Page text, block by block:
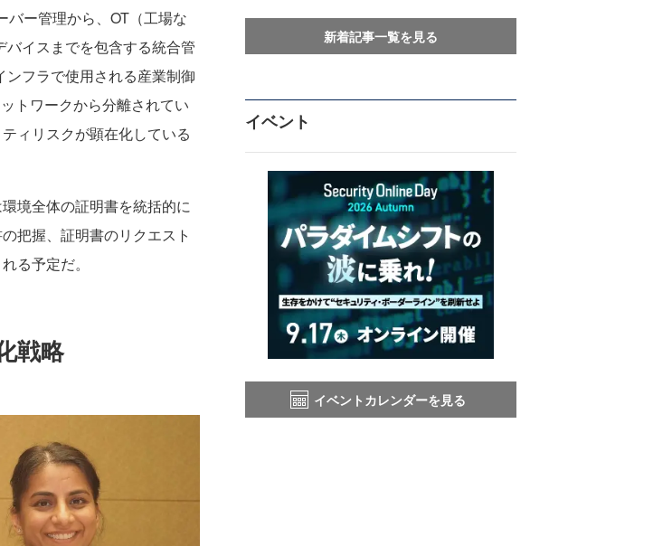
バー管理から、OT（工場な
イスまでを包含する統合管
フラで使用される産業制御
トワークから分離されてい
ィリスクが顕在化している
境全体の証明書を統括的に
把握、証明書のリクエスト
る予定だ。
戦略
新着記事一覧を見る
イベント
イベントカレンダーを見る